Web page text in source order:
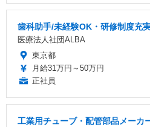
歯科助手/未経験OK・研修制度充
医療法人社団ALBA
東京都
月給31万円～50万円
正社員
工業用チューブ・配管部品メーカ